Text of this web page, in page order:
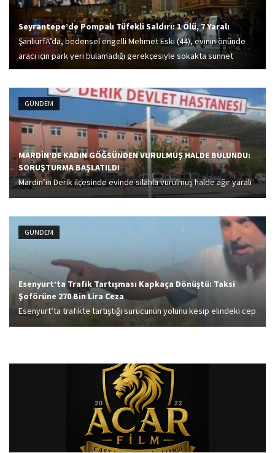
Seyrantepe’de Pompalı Tüfekli Saldırı: 1 Ölü, 7 Yaralı
ŞanlıurfA’da, bedensel engelli Mehmet Eski (44), evinin önünde
aracı için park yeri bulamadığı gerekçesiyle sokakta sünnet
düğünü eğlencesine katılanlara pompalı tüfekle ateş açtı.
Saldırıda İklimya Subay (16) yaşamını yitirirken, 4’ü...
GÜNDEM
MARDİN’DE KADIN GÖĞSÜNDEN VURULMUŞ HALDE BULUNDU:
SORUŞTURMA BAŞLATILDI
Mardin’in Derik ilçesinde evinde silahla vurulmuş halde ağır yaralı
bulunan M.A. (21) isimli kadın, hastanede tedaviye alındı.
GÜNDEM
Esenyurt’ta Trafik Tartışması Kapkaça Dönüştü: Taksi
Şoförüne 270 Bin Lira Ceza
Esenyurt’ta trafikte tartıştığı sürücünün yolunu kesip elindeki cep
telefonunu alarak kaçan taksi şoförü gözaltına alındı. Sürücü